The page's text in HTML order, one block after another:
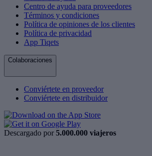
Centro de ayuda para proveedores
Términos y condiciones
Política de opiniones de los clientes
Política de privacidad
App Tiqets
Colaboraciones
Conviértete en proveedor
Conviértete en distribuidor
Descargado por 5.000.000 viajeros